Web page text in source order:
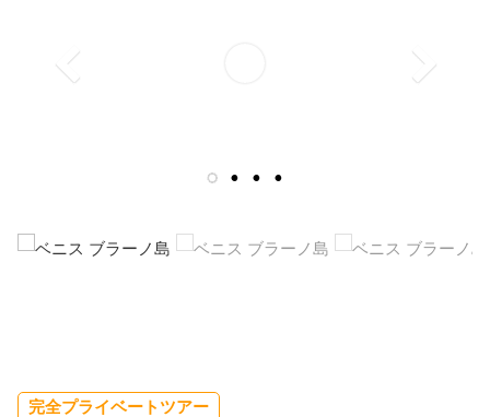
完全プライベートツアー